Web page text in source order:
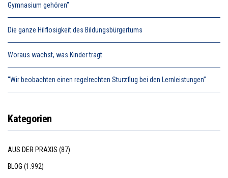
Gymnasium gehören”
Die ganze Hilflosigkeit des Bildungsbürgertums
Woraus wächst, was Kinder trägt
“Wir beobachten einen regelrechten Sturzflug bei den Lernleistungen”
Kategorien
AUS DER PRAXIS (87)
BLOG (1.992)